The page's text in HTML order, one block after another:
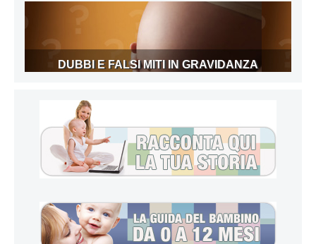
DUBBI E FALSI MITI IN GRAVIDANZA